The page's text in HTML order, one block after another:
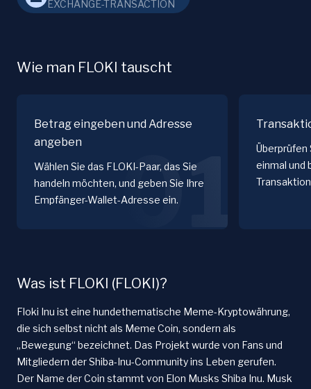
EXCHANGE-TRANSACTION
Wie man FLOKI tauscht
Betrag eingeben und Adresse
angeben
Wählen Sie das FLOKI-Paar, das Sie
handeln möchten, und geben Sie Ihre
Empfänger-Wallet-Adresse ein.
01
Überprüfen
einmal und
Was ist FLOKI (FLOKI)?
Floki Inu ist eine hunde­thematische Meme-Kryptowährung,
die sich selbst nicht als Meme Coin, sondern als
„Bewegung“ bezeichnet. Das Projekt wurde von Fans und
Mitgliedern der Shiba-Inu-Community ins Leben gerufen.
Der Name der Coin stammt von Elon Musks Shiba Inu. Musk